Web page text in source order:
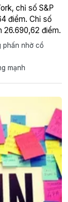
chỉ số S&P
điểm. Chỉ số
26.690,62 điểm.
phấn nhờ cổ
mạnh